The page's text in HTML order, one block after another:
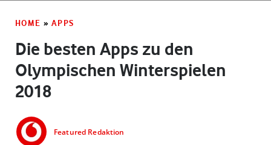
HOME » APPS
Die besten Apps zu den
Olympischen Winterspielen
2018
Featured Redaktion